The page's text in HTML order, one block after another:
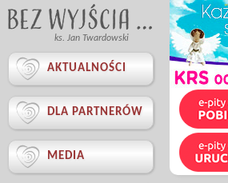
ks. Jan Twardowski
 AKTUALNOŚCI
 DLA PARTNERÓW
 MEDIA